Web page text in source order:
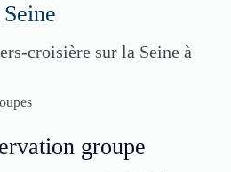
croisière sur la Seine à
groupe